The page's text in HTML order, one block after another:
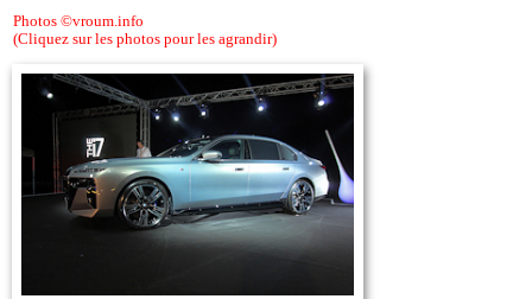
Photos ©vroum.info
(Cliquez sur les photos pour les agrandir)